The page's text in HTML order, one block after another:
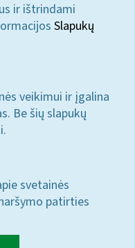
ir ištrindami
Slapukų
veikimui ir įgalina
Be šių slapukų
svetainės
patirties